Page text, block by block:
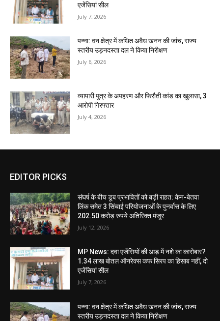
एजेंसियां सील
July 7, 2026
पन्ना: वन क्षेत्र में कथित अवैध खनन की जांच, राज्य
स्तरीय उड़नदस्ता दल ने किया निरीक्षण
July 6, 2026
व्यापारी पुत्र के अपहरण और फिरौती कांड का खुलासा, 3
आरोपी गिरफ्तार
July 4, 2026
EDITOR PICKS
संघर्ष के बीच डूब प्रभावितों को बड़ी राहत: केन-बेतवा
लिंक समेत 3 सिंचाई परियोजनाओं के पुनर्वास के लिए
202.50 करोड़ रुपये अतिरिक्त मंजूर
July 12, 2026
MP News: दवा एजेंसियों की आड़ में नशे का कारोबार?
1.34 लाख बोतल ऑनरेक्स कफ सिरप का हिसाब नहीं, दो
एजेंसियां सील
July 7, 2026
पन्ना: वन क्षेत्र में कथित अवैध खनन की जांच, राज्य
स्तरीय उड़नदस्ता दल ने किया निरीक्षण